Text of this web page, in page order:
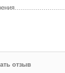
..........................
отзыв